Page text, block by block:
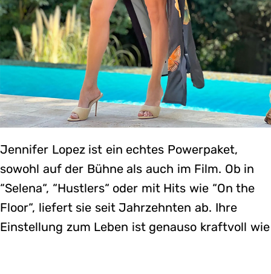
Jennifer Lopez ist ein echtes Powerpaket,
sowohl auf der Bühne als auch im Film. Ob in
“Selena“, “Hustlers“ oder mit Hits wie “On the
Floor“, liefert sie seit Jahrzehnten ab. Ihre
Einstellung zum Leben ist genauso kraftvoll wie